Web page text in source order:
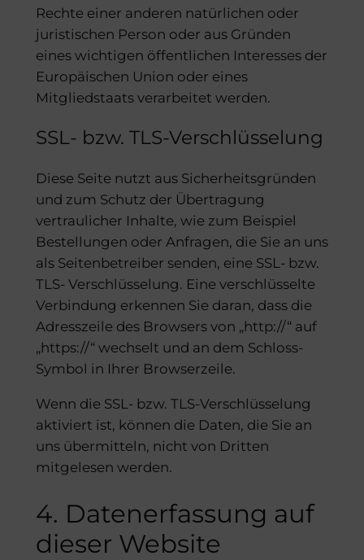
Rechte einer anderen natürlichen oder
juristischen Person oder aus Gründen
eines wichtigen öffentlichen Interesses der
Europäischen Union oder eines
Mitgliedstaats verarbeitet werden.
SSL- bzw. TLS-Verschlüsselung
Diese Seite nutzt aus Sicherheitsgründen
und zum Schutz der Übertragung
vertraulicher Inhalte, wie zum Beispiel
Bestellungen oder Anfragen, die Sie an uns
als Seitenbetreiber senden, eine SSL- bzw.
TLS- Verschlüsselung. Eine verschlüsselte
Verbindung erkennen Sie daran, dass die
Adresszeile des Browsers von „http://“ auf
„https://“ wechselt und an dem Schloss-
Symbol in Ihrer Browserzeile.
Wenn die SSL- bzw. TLS-Verschlüsselung
aktiviert ist, können die Daten, die Sie an
uns übermitteln, nicht von Dritten
mitgelesen werden.
4. Datenerfassung auf
dieser Website